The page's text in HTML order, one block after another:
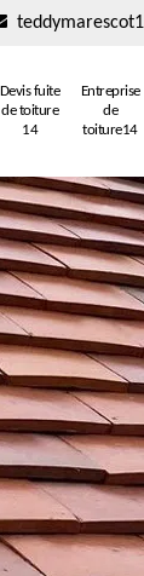
Devis fuite
de toiture
14
Entreprise
de
toiture14